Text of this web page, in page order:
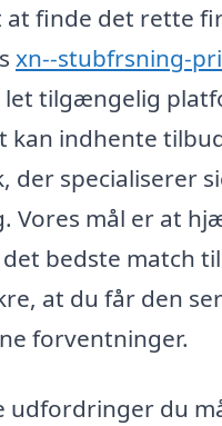
at finde det rette
xn--stubfrsning-
let tilgængelig
kan indhente
der specialiserer
Vores mål er at
bedste match
at du får den
forventninger.
udfordringer du